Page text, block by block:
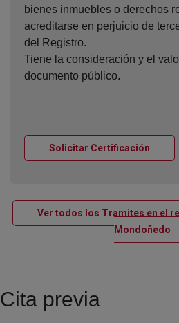
bienes inmuebles o derechos
acreditarse en perjuicio de
del Registro.
Tiene la consideración y el
documento público.
Solicitar Certificación
Ver todos los Tramites en el
Mondoñedo
Cita previa